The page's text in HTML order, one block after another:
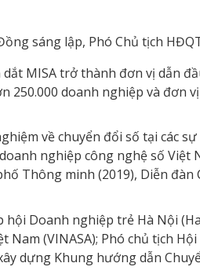
sáng lập, Phó Chủ tịch
MISA trở thành đơn vị dẫn
250.000 doanh nghiệp và đơn
về chuyển đổi số tại các
nghiệp công nghệ số Việt
Thông minh (2019), Diễn đàn
hội Doanh nghiệp trẻ Hà Nội
Nam (VINASA); Phó chủ tịch
dựng Khung hướng dẫn